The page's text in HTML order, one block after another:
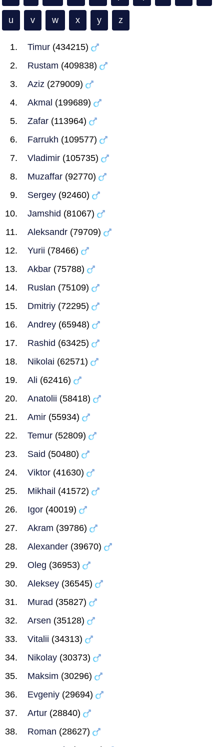
u v w x y z
Timur (434215)
Rustam (409838)
Aziz (279009)
Akmal (199689)
Zafar (113964)
Farrukh (109577)
Vladimir (105735)
Muzaffar (92770)
Sergey (92460)
Jamshid (81067)
Aleksandr (79709)
Yurii (78466)
Akbar (75788)
Ruslan (75109)
Dmitriy (72295)
Andrey (65948)
Rashid (63425)
Nikolai (62571)
Ali (62416)
Anatolii (58418)
Amir (55934)
Temur (52809)
Said (50480)
Viktor (41630)
Mikhail (41572)
Igor (40019)
Akram (39786)
Alexander (39670)
Oleg (36953)
Aleksey (36545)
Murad (35827)
Arsen (35128)
Vitalii (34313)
Nikolay (30373)
Maksim (30296)
Evgeniy (29694)
Artur (28840)
Roman (28627)